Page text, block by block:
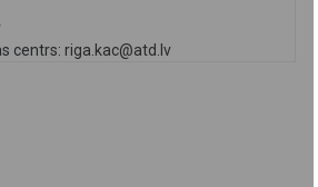
centrs: riga.kac@atd.lv